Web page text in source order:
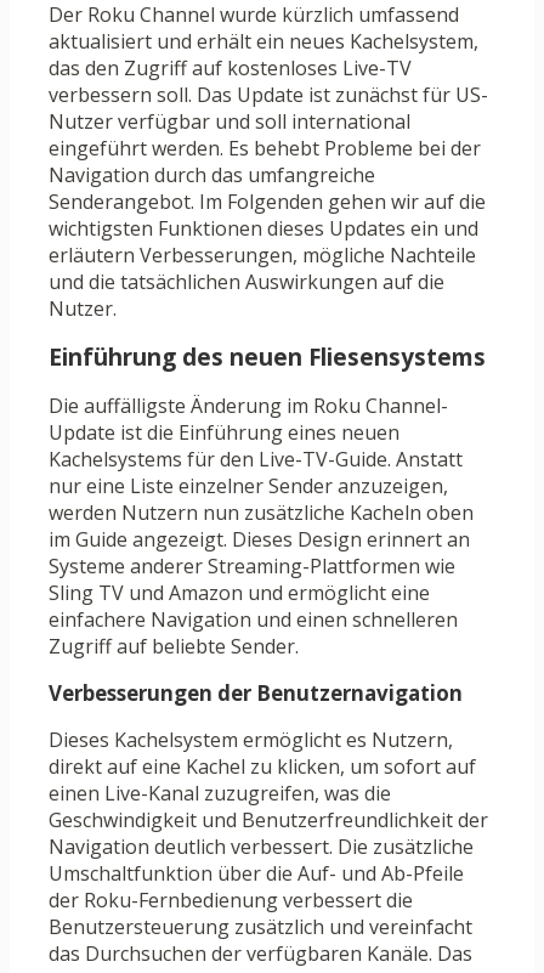
Der Roku Channel wurde kürzlich umfassend
aktualisiert und erhält ein neues Kachelsystem,
das den Zugriff auf kostenloses Live-TV
verbessern soll. Das Update ist zunächst für US-
Nutzer verfügbar und soll international
eingeführt werden. Es behebt Probleme bei der
Navigation durch das umfangreiche
Senderangebot. Im Folgenden gehen wir auf die
wichtigsten Funktionen dieses Updates ein und
erläutern Verbesserungen, mögliche Nachteile
und die tatsächlichen Auswirkungen auf die
Nutzer.
Einführung des neuen Fliesensystems
Die auffälligste Änderung im Roku Channel-
Update ist die Einführung eines neuen
Kachelsystems für den Live-TV-Guide. Anstatt
nur eine Liste einzelner Sender anzuzeigen,
werden Nutzern nun zusätzliche Kacheln oben
im Guide angezeigt. Dieses Design erinnert an
Systeme anderer Streaming-Plattformen wie
Sling TV und Amazon und ermöglicht eine
einfachere Navigation und einen schnelleren
Zugriff auf beliebte Sender.
Verbesserungen der Benutzernavigation
Dieses Kachelsystem ermöglicht es Nutzern,
direkt auf eine Kachel zu klicken, um sofort auf
einen Live-Kanal zuzugreifen, was die
Geschwindigkeit und Benutzerfreundlichkeit der
Navigation deutlich verbessert. Die zusätzliche
Umschaltfunktion über die Auf- und Ab-Pfeile
der Roku-Fernbedienung verbessert die
Benutzersteuerung zusätzlich und vereinfacht
das Durchsuchen der verfügbaren Kanäle. Das